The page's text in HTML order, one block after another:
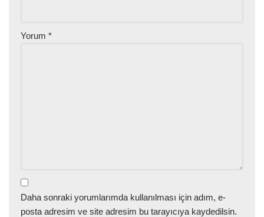
Yorum *
Daha sonraki yorumlarımda kullanılması için adım, e-
posta adresim ve site adresim bu tarayıcıya kaydedilsin.